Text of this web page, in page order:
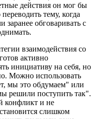
действия он мог бы
тему, когда
заранее обговаривать с
взаимодействия со
активно
инициативу на себя, но
Можно использовать
мы это обдумаем" или
решили поступить так".
конфликт и не
слишком